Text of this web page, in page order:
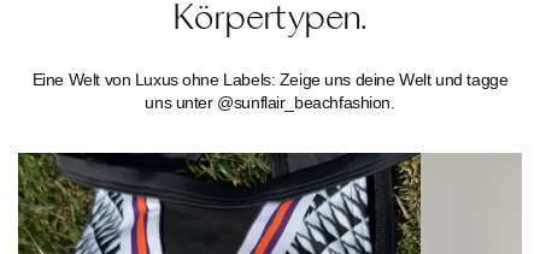
Körpertypen.
Eine Welt von Luxus ohne Labels: Zeige uns deine Welt und tagge
uns unter @sunflair_beachfashion.